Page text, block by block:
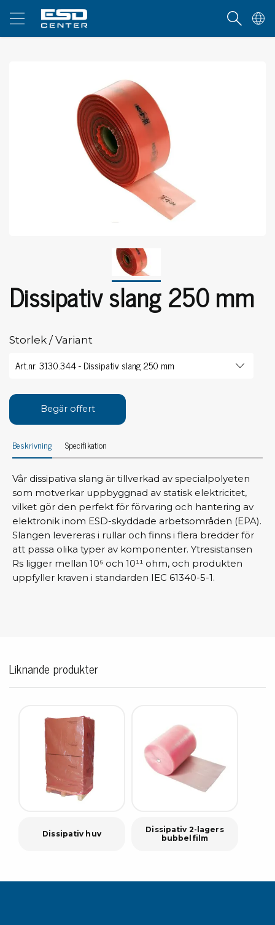
Dissipativ slang 250 mm
Storlek / Variant
Begär offert
Beskrivning Specifikation
Vår dissipativa slang är tillverkad av specialpolyeten
som motverkar uppbyggnad av statisk elektricitet,
vilket gör den perfekt för förvaring och hantering av
elektronik inom ESD-skyddade arbetsområden (EPA).
Slangen levereras i rullar och finns i flera bredder för
att passa olika typer av komponenter. Ytresistansen
Rs ligger mellan 10⁵ och 10¹¹ ohm, och produkten
uppfyller kraven i standarden IEC 61340-5-1.
Liknande produkter
Dissipativ huv
Dissipativ 2-lagers
bubbelfilm